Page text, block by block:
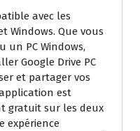
avec les
Windows. Que vous
un PC Windows,
Google Drive PC
et partager vos
est
gratuit sur les deux
expérience